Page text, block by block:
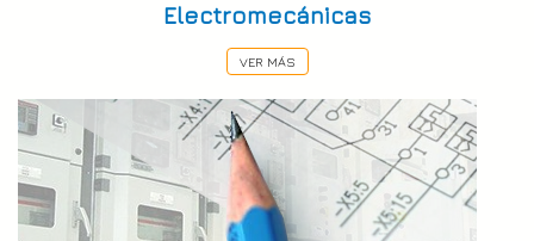
Electromecánicas
VER MÁS